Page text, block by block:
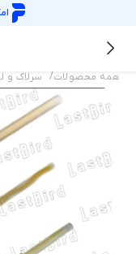
همه محصولات/ سرلاک و